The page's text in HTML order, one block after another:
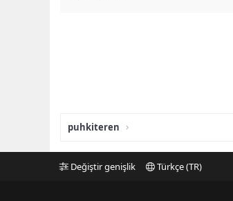
puhkiteren
Değiştir genişlik Türkçe (TR)